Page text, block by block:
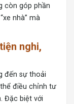
còn góp phần
nhà” mà
nghi,
đến sự thoải
điều chỉnh tư
Đặc biệt với